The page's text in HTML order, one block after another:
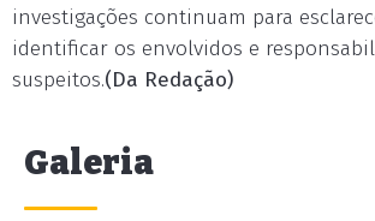
investigações continuam para
identificar os envolvidos e
suspeitos.(Da Redação)
Galeria